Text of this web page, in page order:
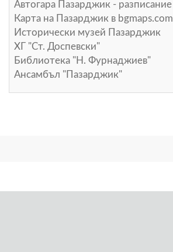
Автогара Пазарджик - разписание
Карта на Пазарджик в bgmaps.com
Исторически музей Пазарджик
ХГ "Ст. Доспевски"
Библиотека "Н. Фурнаджиев"
Ансамбъл "Пазарджик"